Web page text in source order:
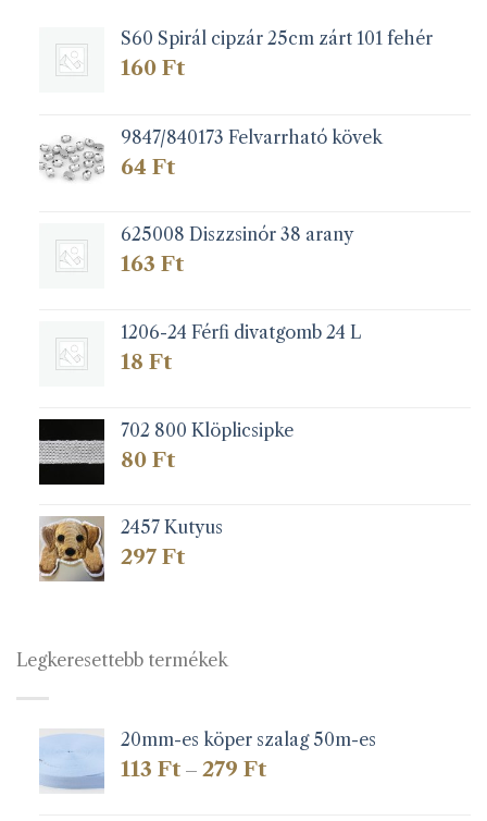
S60 Spirál cipzár 25cm zárt 101 fehér
160 Ft
9847/840173 Felvarrható kövek
64 Ft
625008 Diszzsinór 38 arany
163 Ft
1206-24 Férfi divatgomb 24 L
18 Ft
702 800 Klöplicsipke
80 Ft
2457 Kutyus
297 Ft
Legkeresettebb termékek
20mm-es köper szalag 50m-es
113 Ft – 279 FtÁrtartomány: